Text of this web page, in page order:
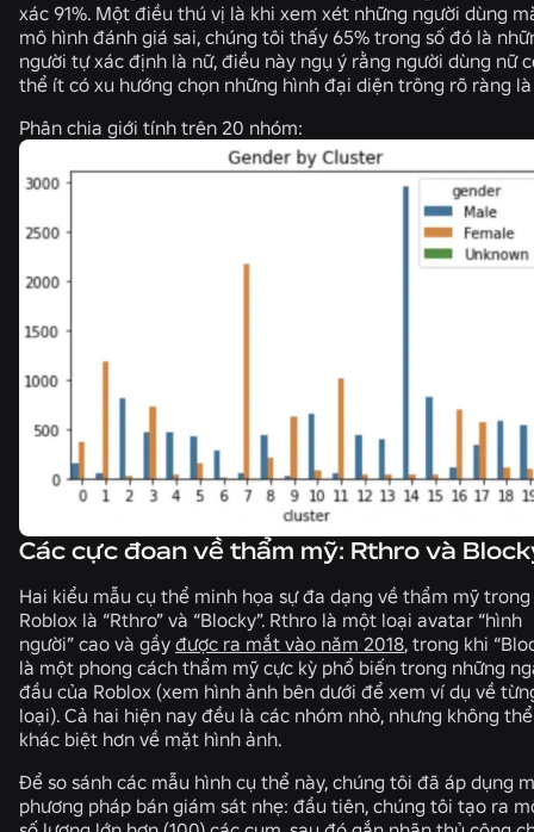
xác 91%. Một điều thú vị là khi xem xét những người dùng
mô hình đánh giá sai, chúng tôi thấy 65% trong số đó là
người tự xác định là nữ, điều này ngụ ý rằng người dùng nữ
thể ít có xu hướng chọn những hình đại diện trông rõ ràng
Phân chia giới tính trên 20 nhóm:
Các cực đoan về thẩm mỹ: Rthro và
Hai kiểu mẫu cụ thể minh họa sự đa dạng về thẩm mỹ trong
Roblox là “Rthro” và “Blocky”. Rthro là một loại avatar “hình
người” cao và gầy được ra mắt vào năm 2018, trong khi
là một phong cách thẩm mỹ cực kỳ phổ biến trong những
đầu của Roblox (xem hình ảnh bên dưới để xem ví dụ về
loại). Cả hai hiện nay đều là các nhóm nhỏ, nhưng không thể
khác biệt hơn về mặt hình ảnh.
Để so sánh các mẫu hình cụ thể này, chúng tôi đã áp dụng
phương pháp bán giám sát nhẹ: đầu tiên, chúng tôi tạo ra